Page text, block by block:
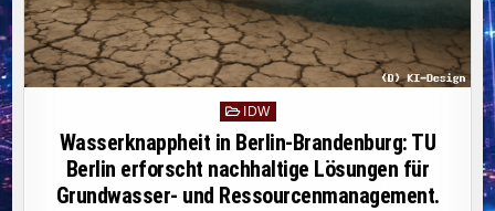
Posted
in
IDW
Wasserknappheit in Berlin-Brandenburg: TU
Berlin erforscht nachhaltige Lösungen für
Grundwasser- und Ressourcenmanagement.